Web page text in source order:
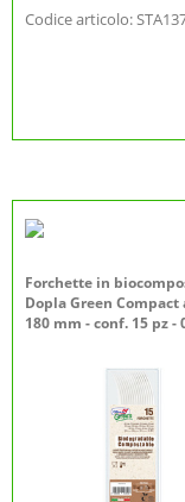
Codice articolo:
Forchette in
Dopla Green Compact
180 mm - conf. 15 pz -